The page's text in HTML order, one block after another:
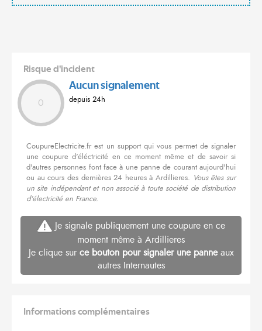
Risque d'incident
0
Aucun signalement
depuis 24h
CoupureElectricite.fr est un support qui vous permet de signaler
une coupure d'éléctricité en ce moment même et de savoir si
d'autres personnes font face à une panne de courant aujourd'hui
ou au cours des dernières 24 heures à Ardillieres. Vous êtes sur
un site indépendant et non associé à toute société de distribution
d'électricité en France.
Je signale publiquement une coupure en ce
moment même à Ardillieres
Je clique sur ce bouton pour signaler une panneaux
autres Internautes
Informations complémentaires